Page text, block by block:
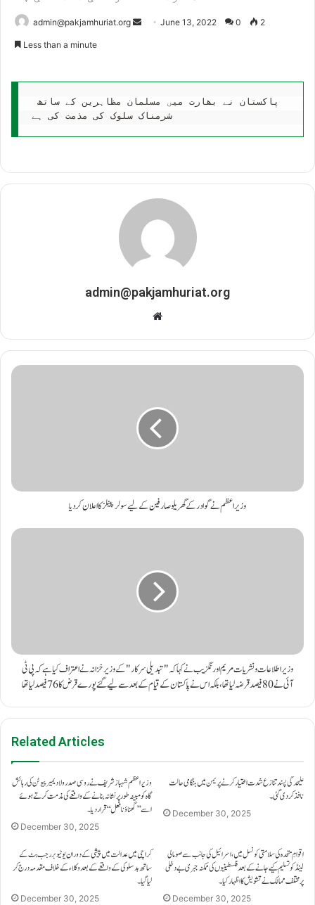
admin@pakjamhuriat.org
Send June 13, 2022 0 2
Less than a minute
شرمناک سلوک کی مذمت کی ہے
admin@pakjamhuriat.org
Website
وزیراعظم نے گوادر کے گھریلو صارفین کے لیے سولر پینلز کا اعلان کر دیا
وزیراطلاعات و نشریات مریم اورنگزیب نے کہا کہ "تبدیلی سرکار" کے وزیر خزانہ نے اعتراف کیا ہے کہ پی ٹی
آئی نے 80 فیصد قرضہ لیا تھا، بلکہ اس نے پاکستان کے قیام کے بعد سے لیے گئے پورے قرض کا 76 فیصد لیا تھا
Related Articles
وزیراعظم شہباز شریف نے روسی صدر ولادیمیر پیوٹن کی رہائش
گاہ کو مبینہ طور پر نشانہ بنانے کے واقعے کی مذمت کرتے ہوئے
اسے ’’گھناؤنا فعل‘‘ قرار دیا۔
December 30, 2025
علیحدگی پسند تنازع شدت اختیار کرنے پر یمن میں ہنگامی حالت
نافذ کر دی گئی۔
December 30, 2025
کراچی میں عدالت میں پیشی کے دوران یوٹیوبر رجب بٹ کے
ساتھ بدسلوکی کے واقعے کے بعد وکلاء کے خلاف مقدمہ درج کر
لیا گیا۔
December 30, 2025
اقوامِ متحدہ کی سلامتی کونسل میں، اسرائیل کی جانب سے صومالی
لینڈ کو تسلیم کیے جانے کے بعد فلسطینیوں کی ممکنہ جبری بے دخلی
پر مختلف ممالک نے تشویش کا اظہار کیا۔
December 30, 2025